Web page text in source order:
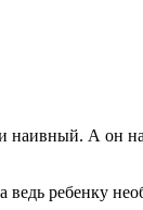
наивный. А он
ребенку